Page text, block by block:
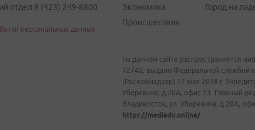
отдел 8 (423) 249-8800
персональных данных
Экономика
Происшествия
Город на
На данном сайте распространяется
72742, выдано Федеральной службой
(Роскомнадзор) 17 мая 2018 г.
Уборевича, д.20А, офис 13. Главный
Владивосток, ул. Уборевича, д.20А,
https://mediadv.online/